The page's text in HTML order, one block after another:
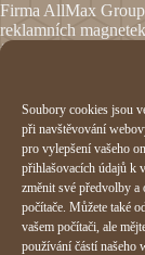
Soubory cookies jsou
při navštěvování
pro vylepšení vašeho
přihlašovacích údajů k
změnit své předvolby a
počítače. Můžete také
vašem počítači, ale
používání částí našeho
Firma AllMax
reklamních
fólií.
Informace
Obchodní
Reklamační
Odstoupení
Ochrana
Cookies